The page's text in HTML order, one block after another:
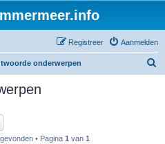
Aanmelden
Registreer
onderwerpen
• Pagina 1 van 1